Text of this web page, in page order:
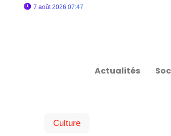
7 août 2026 07:47
Actualités
Culture